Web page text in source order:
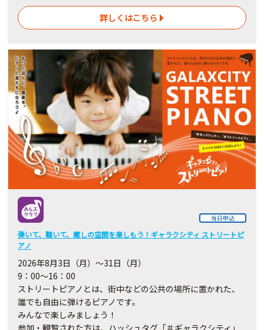
詳しくはこちら
当日申込
弾いて、聴いて、癒しの空間を楽しもう！ギャラクシティ ストリートピ
アノ
2026年8月3日（月）～31日（月）
9：00～16：00
ストリートピアノとは、街中などの公共の場所に置かれた、
誰でも自由に弾けるピアノです。
みんなで楽しみましょう！
参加・観覧された方は、ハッシュタグ「＃ギャラクシティ」